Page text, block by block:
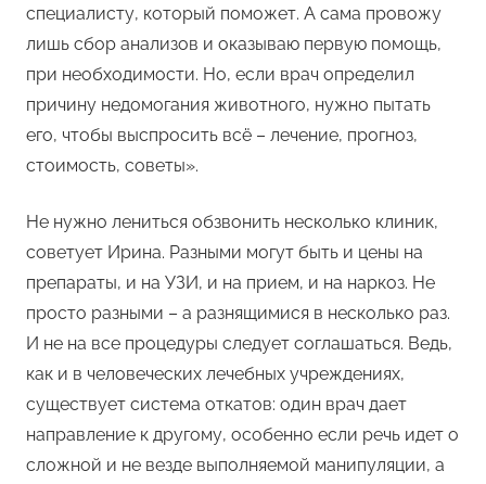
специалисту, который поможет. А сама провожу
лишь сбор анализов и оказываю первую помощь,
при необходимости. Но, если врач определил
причину недомогания животного, нужно пытать
его, чтобы выспросить всё – лечение, прогноз,
стоимость, советы».
Не нужно лениться обзвонить несколько клиник,
советует Ирина. Разными могут быть и цены на
препараты, и на УЗИ, и на прием, и на наркоз. Не
просто разными – а разнящимися в несколько раз.
И не на все процедуры следует соглашаться. Ведь,
как и в человеческих лечебных учреждениях,
существует система откатов: один врач дает
направление к другому, особенно если речь идет о
сложной и не везде выполняемой манипуляции, а